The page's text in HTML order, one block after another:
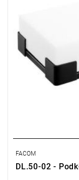
FACOM
DL.50-02 -